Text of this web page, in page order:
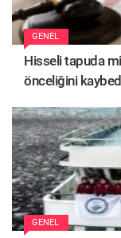
GENEL
Hisseli tapuda
önceliğini
GENEL